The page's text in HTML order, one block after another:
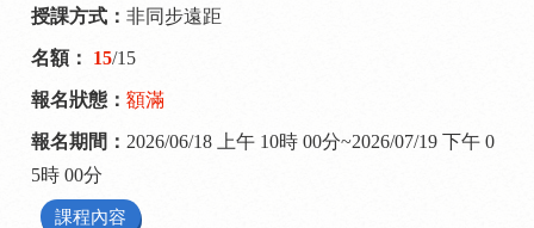
非同步遠距
15/15
額滿
2026/06/18 上午 10時 00分~2026/07/19 下午 0
5時 00分
課程內容